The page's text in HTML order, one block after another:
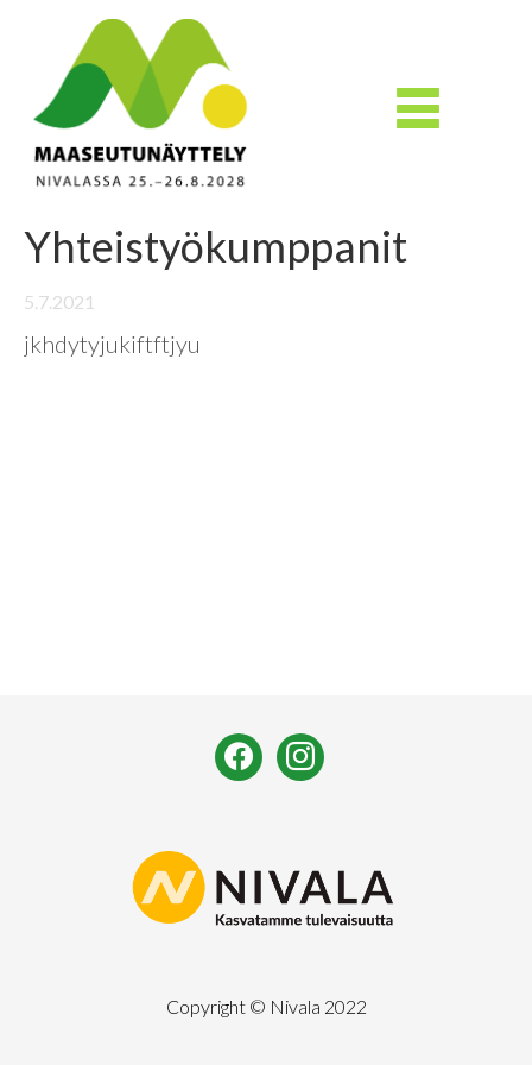
Yhteistyökumppanit
5.7.2021
jkhdytyjukiftftjyu
facebookinstagram
Copyright © Nivala 2022